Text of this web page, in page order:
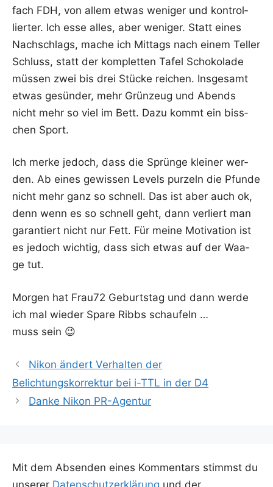
fach FDH, von allem etwas weni­ger und kon­trol­
lier­ter. Ich esse alles, aber weni­ger. Statt eines
Nach­schlags, mache ich Mit­tags nach einem Tel­ler
Schluss, statt der kom­plet­ten Tafel Scho­ko­la­de
müs­sen zwei bis drei Stü­cke rei­chen. Ins­ge­samt
etwas gesün­der, mehr Grün­zeug und Abends
nicht mehr so viel im Bett. Dazu kommt ein biss­
chen Sport.
Ich mer­ke jedoch, dass die Sprün­ge klei­ner wer­
den. Ab eines gewis­sen Levels pur­zeln die Pfun­de
nicht mehr ganz so schnell. Das ist aber auch ok,
denn wenn es so schnell geht, dann ver­liert man
garan­tiert nicht nur Fett. Für mei­ne Moti­va­ti­on ist
es jedoch wich­tig, dass sich etwas auf der Waa­
ge tut.
Mor­gen hat Frau72 Geburts­tag und dann wer­de
ich mal wie­der Spa­re Ribbs schau­feln …
muss sein 😉
Nikon ändert Verhalten der
Belichtungskorrektur bei i-TTL in der D4
Danke Nikon PR-Agentur
Mit dem Absenden eines Kommentars stimmst du